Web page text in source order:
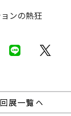
ンの熱狂
展一覧へ